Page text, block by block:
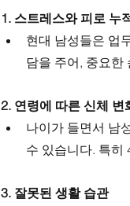
1. 스트레스와 피로 누
현대 남성들은 업
담을 주어, 중요한
2. 연령에 따른 신체 변
나이가 들면서 남
수 있습니다. 특히
3. 잘못된 생활 습관